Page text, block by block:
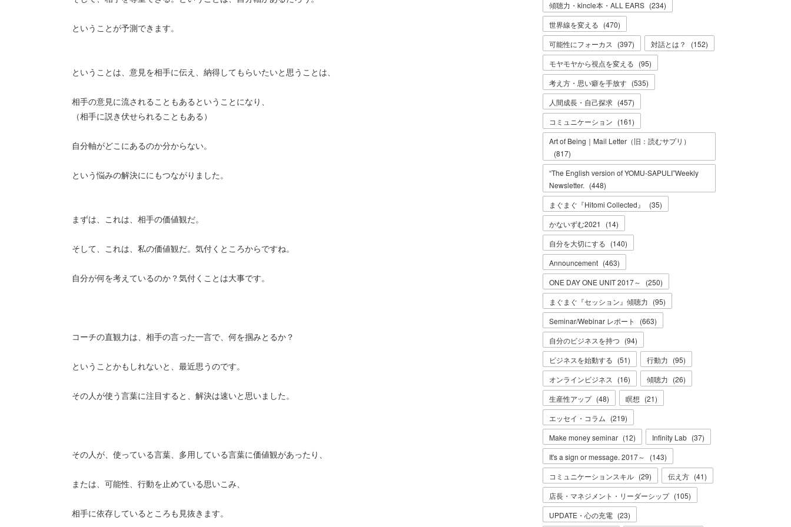
ということが予測できます。
ということは、意見を相手に伝え、納得してもらいたいと思うことは、
相手の意見に流されることもあるということになり、
（相手に説き伏せられることもある）
自分軸がどこにあるのか分からない。
という悩みの解決ににもつながりました。
まずは、これは、相手の価値観だ。
そして、これは、私の価値観だ。気付くところからですね。
自分が何を考えているのか？気付くことは大事です。
コーチの直観力は、相手の言った一言で、何を掴みとるか？
ということかもしれないと、最近思うのです。
その人が使う言葉に注目すると、解決は速いと思いました。
その人が、使っている言葉、多用している言葉に価値観があったり、
または、可能性、行動を止めている思いこみ、
相手に依存しているところも見抜きます。
傾聴力・kincle本・ALL EARS (234)
世界線を変える (470)
可能性にフォーカス
(397) 対話とは？ (152)
モヤモヤから視点を変える (95)
考え方・思い癖を手放す (535)
人間成長・自己探求 (457)
コミュニケーション (161)
Art of Being｜Mail Letter（旧：読むサプリ）
(817)
“The English version of YOMU-SAPULI”Weekly
Newsletter. (448)
まぐまぐ『Hitomi Collected』
(35)
かないずむ2021
(14)
自分を大切にする (140)
Announcement (463)
ONE DAY ONE UNIT 2017～
(250)
まぐまぐ『セッション』傾聴力 (95)
Seminar/Webinar レポート
(663)
自分のビジネスを持つ (94)
ビジネスを始動する (51) 行動力 (95)
オンラインビジネス
(16) 傾聴力 (26)
生産性アップ (48) 瞑想 (21)
エッセイ・コラム (219)
Make money seminar (12) Infinity Lab (37)
It's a sign or message. 2017～
(143)
コミュニケーションスキル (29) 伝え方 (41)
店長・マネジメント・リーダーシップ (105)
UPDATE・心の充電 (23)